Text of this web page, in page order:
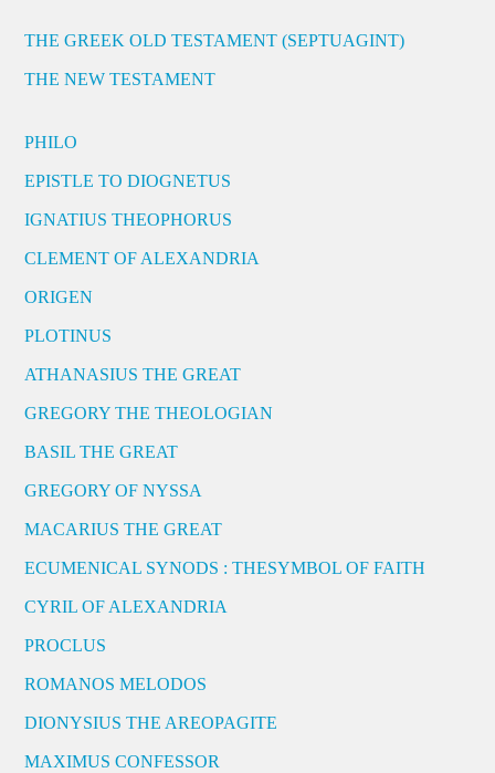
THE GREEK OLD TESTAMENT (SEPTUAGINT)
THE NEW TESTAMENT
PHILO
EPISTLE TO DIOGNETUS
IGNATIUS THEOPHORUS
CLEMENT OF ALEXANDRIA
ORIGEN
PLOTINUS
ATHANASIUS THE GREAT
GREGORY THE THEOLOGIAN
BASIL THE GREAT
GREGORY OF NYSSA
MACARIUS THE GREAT
ECUMENICAL SYNODS : THESYMBOL OF FAITH
CYRIL OF ALEXANDRIA
PROCLUS
ROMANOS MELODOS
DIONYSIUS THE AREOPAGITE
MAXIMUS CONFESSOR